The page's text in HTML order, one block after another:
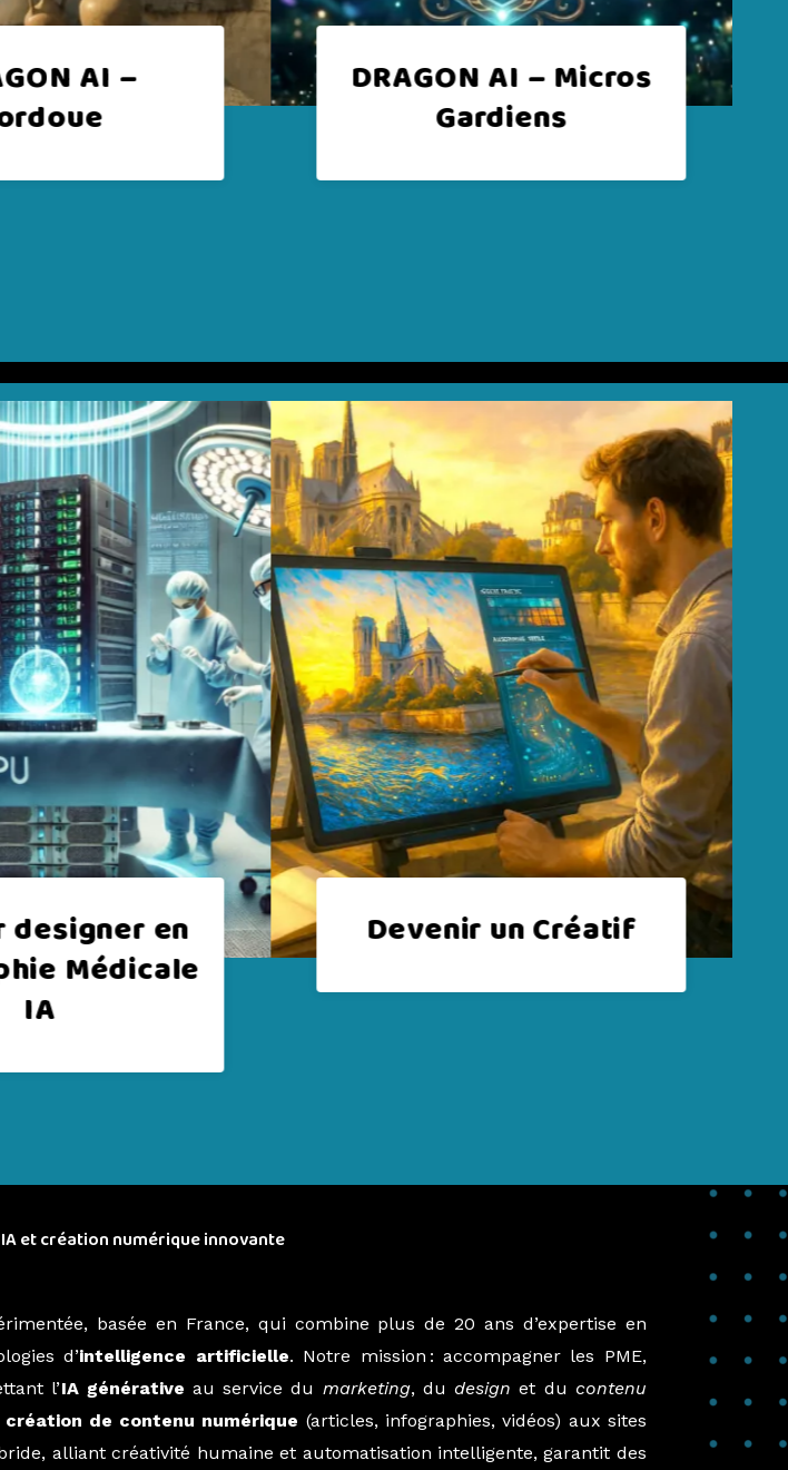
AI – Micros
Gardiens
DRAGON AI – VFX IA
de film assisté par IA
d’intelligence artificielle . Notre mission : accompagner les PME,
l’ IA générativeau service dumarketing, dudesignet ducontenu
création de contenu numérique(articles, infographies, vidéos) aux sites
alliant créativité humaine et automatisation intelligente, garantit des